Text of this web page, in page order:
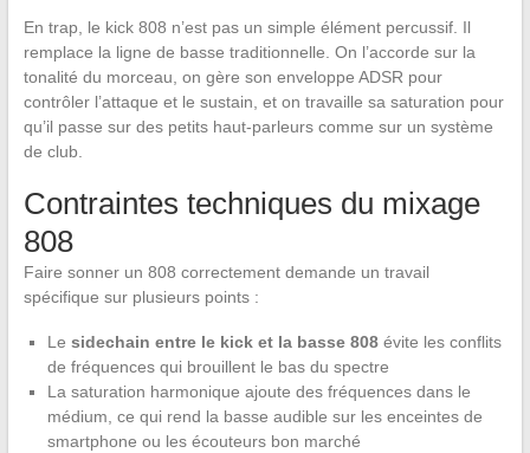
En trap, le kick 808 n’est pas un simple élément percussif. Il
remplace la ligne de basse traditionnelle. On l’accorde sur la
tonalité du morceau, on gère son enveloppe ADSR pour
contrôler l’attaque et le sustain, et on travaille sa saturation pour
qu’il passe sur des petits haut-parleurs comme sur un système
de club.
Contraintes techniques du mixage
808
Faire sonner un 808 correctement demande un travail
spécifique sur plusieurs points :
Le sidechain entre le kick et la basse 808évite les conflits
de fréquences qui brouillent le bas du spectre
La saturation harmonique ajoute des fréquences dans le
médium, ce qui rend la basse audible sur les enceintes de
smartphone ou les écouteurs bon marché